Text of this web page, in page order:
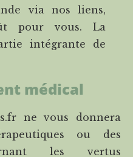
via nos liens,
pour vous. La
intégrante de
médical
ne vous donnera
ou des
les vertus